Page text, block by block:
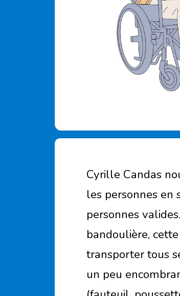
Cyrille Candas
les personnes en
personnes
bandoulière,
transporter tous
un peu